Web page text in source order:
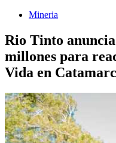
Mineria
Rio Tinto
millones para
Vida en